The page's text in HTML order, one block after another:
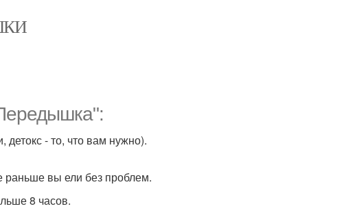
детокс - то, что вам нужно).
раньше вы ели без проблем.
8 часов.